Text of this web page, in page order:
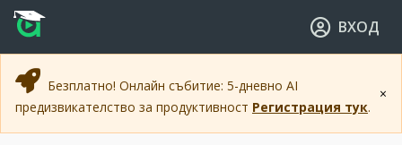
Прескочи към основното съдържание
Прескочи към навигацията
ВХОД
×
Безплатно! Онлайн събитие: 5-дневно AI
предизвикателство за продуктивност Регистрация тук.